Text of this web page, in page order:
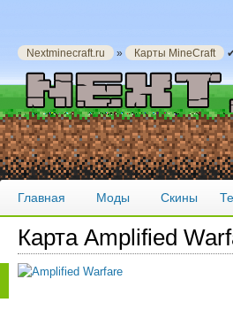
Nextminecraft.ru » Карты MineCraft
Главная Моды Скины
Карта Amplified